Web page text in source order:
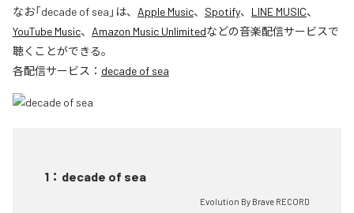
なお「decade of sea 」は、 Apple Music、 Spotify、 LINE MUSIC、
YouTube Music、 Amazon Music Unlimitedなどの音楽配信サービスで
聴くことができる。
各配信サービス： decade of sea
1 ： decade of sea
Evolution By Brave RECORD